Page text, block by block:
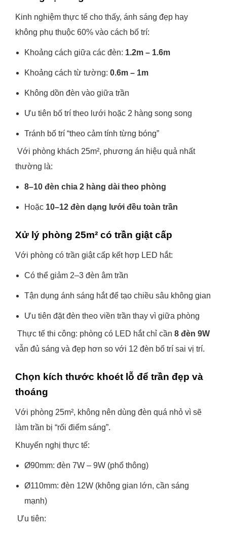
Kinh nghiệm thực tế cho thấy, ánh sáng đẹp hay
không phụ thuộc 60% vào cách bố trí:
Khoảng cách giữa các đèn: 1.2m – 1.6m
Khoảng cách từ tường: 0.6m – 1m
Không dồn đèn vào giữa trần
Ưu tiên bố trí theo lưới hoặc 2 hàng song song
Tránh bố trí “theo cảm tính từng bóng”
Với phòng khách 25m², phương án hiệu quả nhất
thường là:
8–10 đèn chia 2 hàng dài theo phòng
Hoặc 10–12 đèn dạng lưới đều toàn trần
Xử lý phòng 25m² có trần giật cấp
Với phòng có trần giật cấp kết hợp LED hắt:
Có thể giảm 2–3 đèn âm trần
Tận dụng ánh sáng hắt để tạo chiều sâu không gian
Ưu tiên đặt đèn theo viền trần thay vì giữa phòng
Thực tế thi công: phòng có LED hắt chỉ cần 8 đèn 9W
vẫn đủ sáng và đẹp hơn so với 12 đèn bố trí sai vị trí.
Chọn kích thước khoét lỗ để trần đẹp và
thoáng
Với phòng 25m², không nên dùng đèn quá nhỏ vì sẽ
làm trần bị “rối điểm sáng”.
Khuyến nghị thực tế:
Ø90mm: đèn 7W – 9W (phổ thông)
Ø110mm: đèn 12W (không gian lớn, cần sáng
mạnh)
Ưu tiên: